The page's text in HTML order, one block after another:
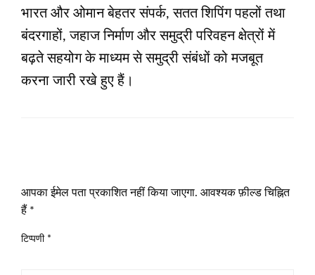
भारत और ओमान बेहतर संपर्क, सतत शिपिंग पहलों तथा
बंदरगाहों, जहाज निर्माण और समुद्री परिवहन क्षेत्रों में
बढ़ते सहयोग के माध्यम से समुद्री संबंधों को मजबूत
करना जारी रखे हुए हैं।
आपका ईमेल पता प्रकाशित नहीं किया जाएगा. आवश्यक फ़ील्ड चिह्नित
हैं *
टिप्पणी *